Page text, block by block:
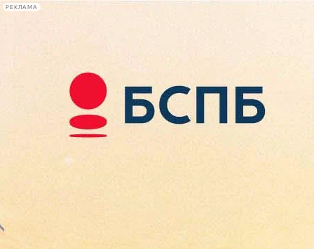
РЕКЛАМА
Сегодня:
2026.08.09
09:48
Афиша Plus